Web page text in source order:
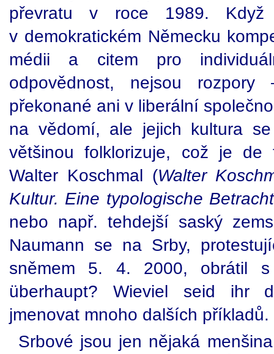
převratu v roce 1989. Když
v demokratickém Německu
médii a citem pro
odpovědnost, nejsou
překonané ani v liberální
na vědomí, ale jejich kultura
většinou folklorizuje, což je de
Walter Koschmal (Walter
Kultur. Eine typologische
nebo např. tehdejší saský
Naumann se na Srby,
sněmem 5. 4. 2000, obrátil
überhaupt? Wieviel seid ihr
jmenovat mnoho dalších příkladů.
Srbové jsou jen nějaká